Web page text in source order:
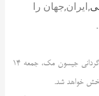
,ایران,جهان را
فیلم سینمایی «میراث یک پدر» به کارگردانی جیسون مک، جمعه 14